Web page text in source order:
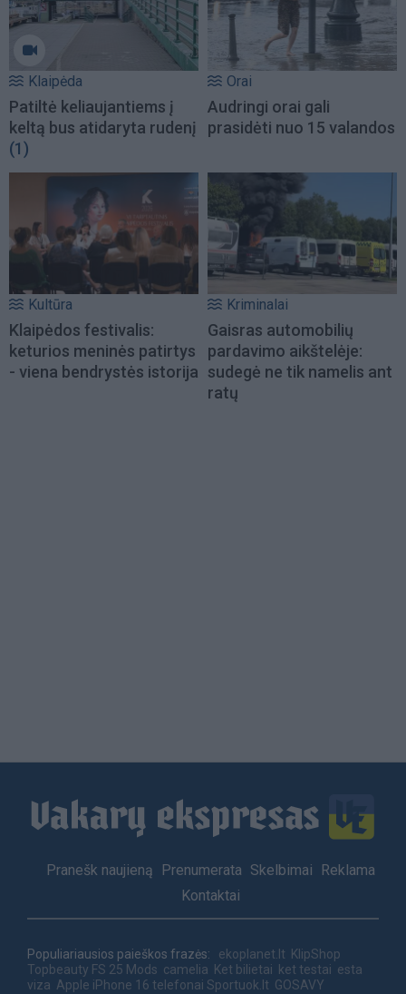
Klaipėda
Patiltė keliaujantiems į
keltą bus atidaryta rudenį
(1)
Orai
Audringi orai gali
prasidėti nuo 15 valandos
Kultūra
Klaipėdos festivalis:
keturios meninės patirtys
- viena bendrystės istorija
Kriminalai
Gaisras automobilių
pardavimo aikštelėje:
sudegė ne tik namelis ant
ratų
Footer
Pranešk naujieną Prenumerata Skelbimai
Reklama
Kontaktai
Populiariausios paieškos frazės: ekoplanet.lt KlipShop
Topbeauty FS 25 Mods camelia Ket bilietai ket testai esta
viza Apple iPhone 16 telefonai Sportuok.lt GOSAVY